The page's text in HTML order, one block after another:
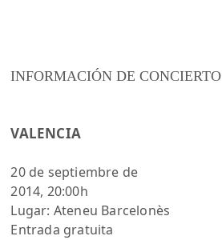
INFORMACIÓN DE CONCIERTO
VALENCIA
20 de septiembre de
2014, 20:00h
Lugar: Ateneu Barcelonès
Entrada gratuita